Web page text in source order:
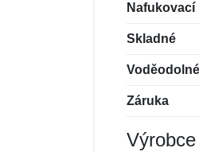
Nafukovací
Skladné
Voděodolné
Záruka
Výrobce